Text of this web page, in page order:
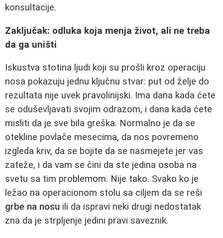
konsultacije.
Zaključak: odluka koja menja život, ali ne treba
da ga uništi
Iskustva stotina ljudi koji su prošli kroz operaciju
nosa pokazuju jednu ključnu stvar: put od želje do
rezultata nije uvek pravolinijski. Ima dana kada ćete
se oduševljavati svojim odrazom, i dana kada ćete
misliti da je sve bila greška. Normalno je da se
otekline povlače mesecima, da nos povremeno
izgleda kriv, da se bojite da se nasmejete jer vas
zateže, i da vam se čini da ste jedina osoba na
svetu sa tim problemom. Nije tako. Svako ko je
ležao na operacionom stolu sa ciljem da se reši
grbe na nosu ili da ispravi neki drugi nedostatak
zna da je strpljenje jedini pravi saveznik.